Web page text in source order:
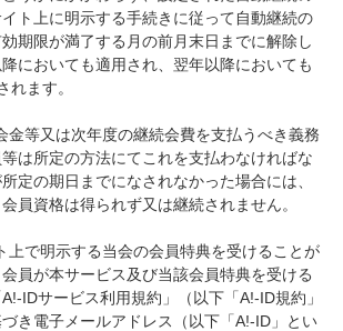
ト上に明示する手続きに従って自動継続の
期限が満了する月の前月末日までに解除し
においても適用され、翌年以降においても
れます。
金等又は次年度の継続会費を支払うべき義務
は所定の方法にてこれを支払わなければな
定の期日までになされなかった場合には、
員資格は得られず又は継続されません。
上で明示する当会の会員特典を受けることが
員が本サービス及び当該会員特典を受ける
IDサービス利用規約」（以下「A!-ID規約」
き電子メールアドレス（以下「A!-ID」とい